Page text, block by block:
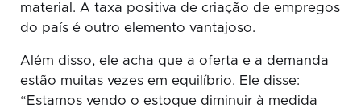
material. A taxa positiva de criação de empregos
do país é outro elemento vantajoso.
Além disso, ele acha que a oferta e a demanda
estão muitas vezes em equilíbrio. Ele disse:
“Estamos vendo o estoque diminuir à medida